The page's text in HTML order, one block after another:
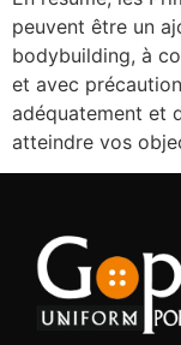
peuvent être un
bodybuilding, à
et avec
adéquatement et
atteindre vos